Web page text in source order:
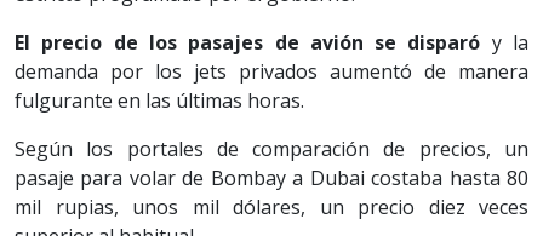
El precio de los pasajes de avión se disparó y la
demanda por los jets privados aumentó de manera
fulgurante en las últimas horas.
Según los portales de comparación de precios, un
pasaje para volar de Bombay a Dubai costaba hasta 80
mil rupias, unos mil dólares, un precio diez veces